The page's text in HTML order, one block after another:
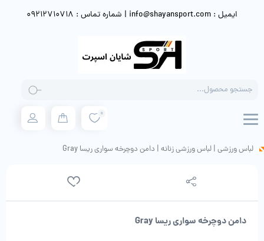
ایمیل : info@shayansport.com | شماره تماس : 09212710718
search
0
لباس ورزشی | لباس ورزشی زنانه | دامن دوچرخه سواری ریسا Gray
دامن دوچرخه سواری ریسا Gray